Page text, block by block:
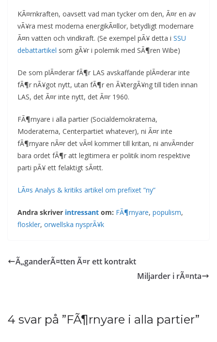
KÃ¤rnkraften, oavsett vad man tycker om den, Ã¤r en av
vÃ¥ra mest moderna energikÃ¤llor, betydligt modernare
Ã¤n vatten och vindkraft. (Se exempel pÃ¥ detta i SSU
debattartikel som gÃ¥r i polemik med SÃ¶ren Wibe)
De som plÃ¤derar fÃ¶r LAS avskaffande plÃ¤derar inte
fÃ¶r nÃ¥got nytt, utan fÃ¶r en Ã¥tergÃ¥ng till tiden innan
LAS, det Ã¤r inte nytt, det Ã¤r 1960.
FÃ¶rnyare i alla partier (Socialdemokraterna,
Moderaterna, Centerpartiet whatever), ni Ã¤r inte
fÃ¶rnyare nÃ¤r det vÃ¤l kommer till kritan, ni anvÃ¤nder
bara ordet fÃ¶r att legitimera er politik inom respektive
parti pÃ¥ ett felaktigt sÃ¤tt.
LÃ¤s Analys & kritiks artikel om prefixet ”ny”
Andra skriver intressant om: FÃ¶rnyare, populism,
floskler, orwellska nysprÃ¥k
Ã„ganderÃ¤tten Ã¤r ett kontrakt
Miljarder i rÃ¤nta
4 svar på ”FÃ¶rnyare i alla partier”